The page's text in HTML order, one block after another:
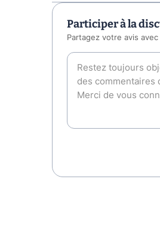
Participer à la
Partagez votre avis